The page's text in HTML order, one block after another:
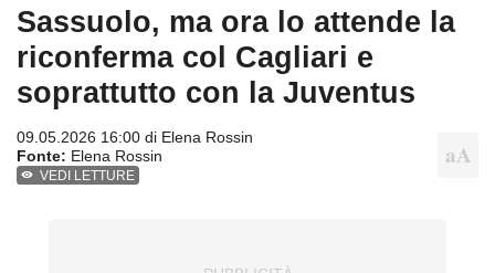
Sassuolo, ma ora lo attende la
riconferma col Cagliari e
soprattutto con la Juventus
09.05.2026 16:00 di Elena Rossin
Fonte: Elena Rossin
VEDI LETTURE